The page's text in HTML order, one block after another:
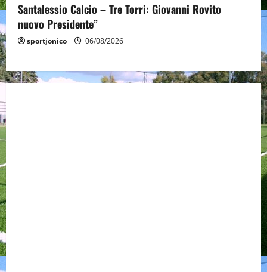
Santalessio Calcio – Tre Torri: Giovanni Rovito
nuovo Presidente”
sportjonico 06/08/2026